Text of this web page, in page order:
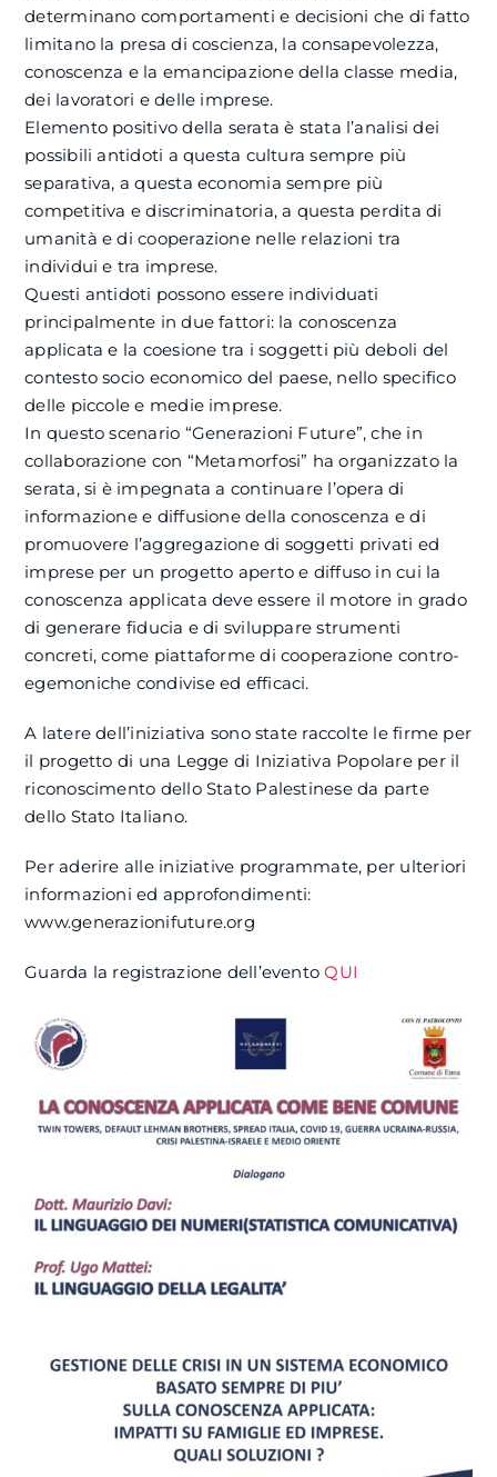
determinano comportamenti e decisioni che di fatto
limitano la presa di coscienza, la consapevolezza,
conoscenza e la emancipazione della classe media,
dei lavoratori e delle imprese.
Elemento positivo della serata è stata l’analisi dei
possibili antidoti a questa cultura sempre più
separativa, a questa economia sempre più
competitiva e discriminatoria, a questa perdita di
umanità e di cooperazione nelle relazioni tra
individui e tra imprese.
Questi antidoti possono essere individuati
principalmente in due fattori: la conoscenza
applicata e la coesione tra i soggetti più deboli del
contesto socio economico del paese, nello specifico
delle piccole e medie imprese.
In questo scenario “Generazioni Future”, che in
collaborazione con “Metamorfosi” ha organizzato la
serata, si è impegnata a continuare l’opera di
informazione e diffusione della conoscenza e di
promuovere l’aggregazione di soggetti privati ed
imprese per un progetto aperto e diffuso in cui la
conoscenza applicata deve essere il motore in grado
di generare fiducia e di sviluppare strumenti
concreti, come piattaforme di cooperazione contro-
egemoniche condivise ed efficaci.
A latere dell’iniziativa sono state raccolte le firme per
il progetto di una Legge di Iniziativa Popolare per il
riconoscimento dello Stato Palestinese da parte
dello Stato Italiano.
Per aderire alle iniziative programmate, per ulteriori
informazioni ed approfondimenti:
www.generazionifuture.org
Guarda la registrazione dell’eventoQUI